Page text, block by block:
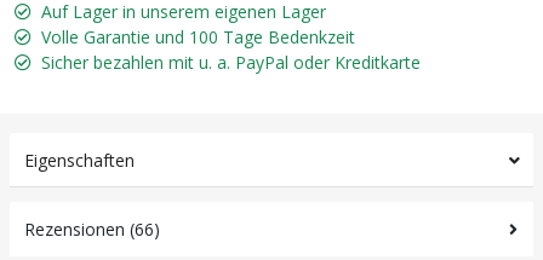
Auf Lager in unserem eigenen Lager
Volle Garantie und 100 Tage Bedenkzeit
Sicher bezahlen mit u. a. PayPal oder Kreditkarte
Eigenschaften
Rezensionen (66)